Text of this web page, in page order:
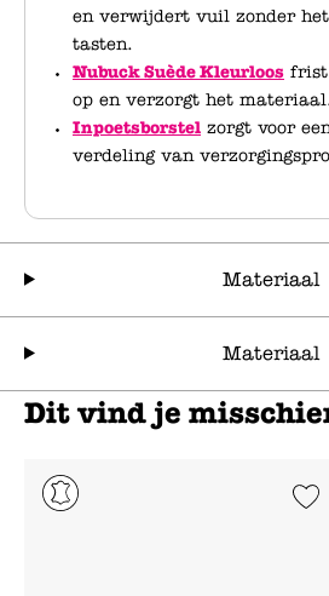
en verwijdert vuil zonder
tasten.
Nubuck Suède Kleurloos frist
op en verzorgt het
Inpoetsborstel zorgt voor
verdeling van
Materiaal
Materiaal
Dit vind je
Add to